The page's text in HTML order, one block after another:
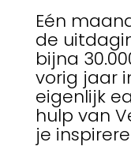
Eén
de
bijna
vorig jaar
eigenlijk
hulp van
je